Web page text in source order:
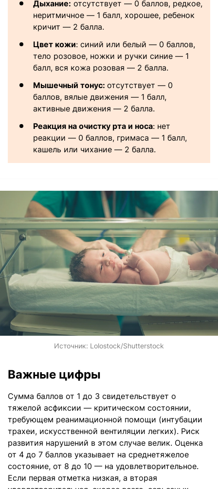
Дыхание: отсутствует — 0 баллов, редкое,
неритмичное — 1 балл, хорошее, ребенок
кричит — 2 балла.
Цвет кожи: синий или белый — 0 баллов,
тело розовое, ножки и ручки синие — 1
балл, вся кожа розовая — 2 балла.
Мышечный тонус: отсутствует — 0
баллов, вялые движения — 1 балл,
активные движения — 2 балла.
Реакция на очистку рта и носа: нет
реакции — 0 баллов, гримаса — 1 балл,
кашель или чихание — 2 балла.
Источник: Lolostock/Shutterstock
Важные цифры
Сумма баллов от 1 до 3 свидетельствует о
тяжелой асфиксии — критическом состоянии,
требующем реанимационной помощи (интубации
трахеи, искусственной вентиляции легких). Риск
развития нарушений в этом случае велик. Оценка
от 4 до 7 баллов указывает на среднетяжелое
состояние, от 8 до 10 — на удовлетворительное.
Если первая отметка низкая, а вторая